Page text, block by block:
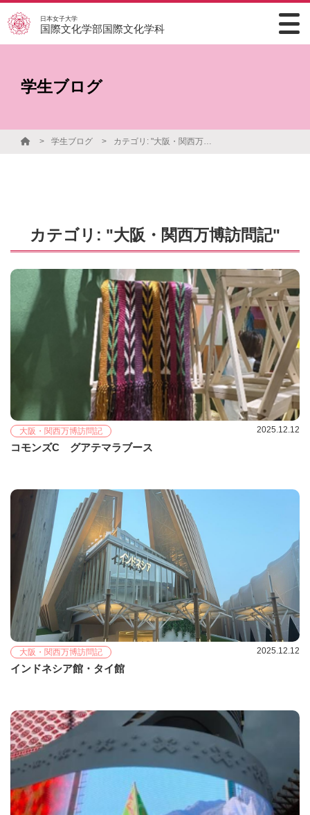
日本女子大学
国際文化学部国際文化学科
学生ブログ
学生ブログ カテゴリ: "大阪・関西万博訪問記"
カテゴリ: "大阪・関西万博訪問記"
大阪・関西万博訪問記 2025.12.12
コモンズC グアテマラブース
大阪・関西万博訪問記 2025.12.12
インドネシア館・タイ館